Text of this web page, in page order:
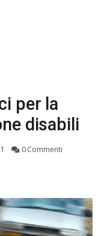
per la
disabili
0 Commenti